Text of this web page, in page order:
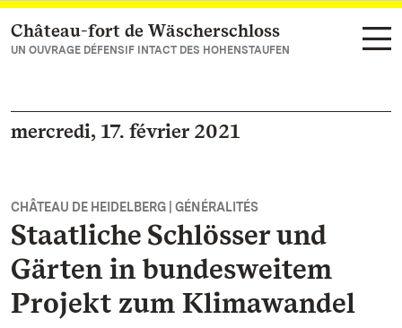
Vers la page d’accueil
Château-fort de Wäscherschloss
UN OUVRAGE DÉFENSIF INTACT DES HOHENSTAUFEN
mercredi, 17. février 2021
CHÂTEAU DE HEIDELBERG | GÉNÉRALITÉS
Staatliche Schlösser und
Gärten in bundesweitem
Projekt zum Klimawandel